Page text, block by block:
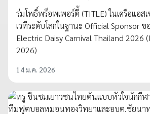
ร่มโพธิ์พร็อพเพอร์ตี้ (TITLE) ในเครือแอสเ
เวทีระดับโลกในฐานะ Official Sponsor ข
Electric Daisy Carnival Thailand 2026
2026)
14 ม.ค. 2026